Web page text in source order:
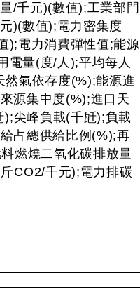
/千元)(數值);工業部門
)(數值);電力密集度
);電力消費彈性值;能源
電量(度/人);平均每人
氣依存度(%);能源進
源集中度(%);進口天
尖峰負載(千瓩);負載
占總供給比例(%);再
燃燒二氧化碳排放量
CO2/千元);電力排碳